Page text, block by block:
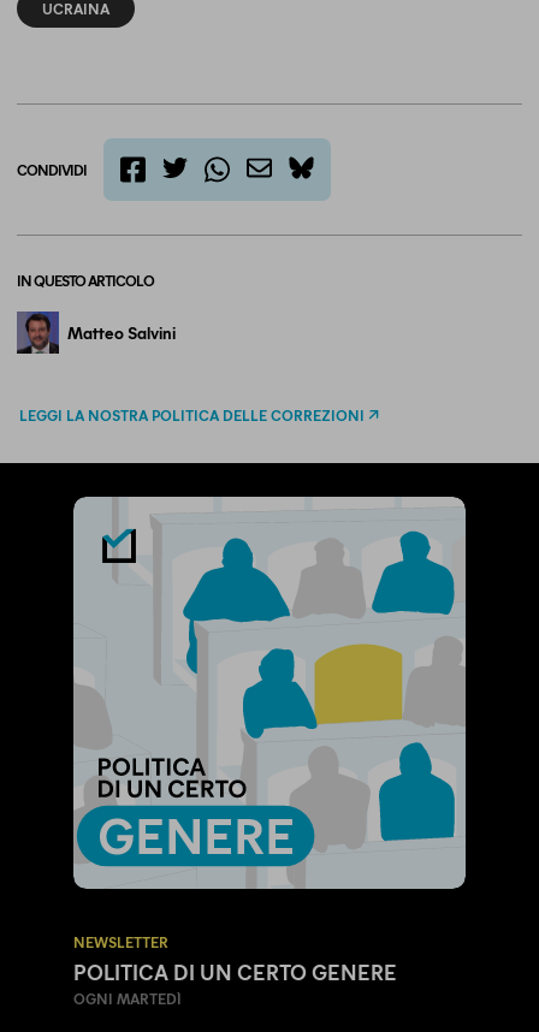
UCRAINA
CONDIVIDI
bluesky
IN QUESTO ARTICOLO
Matteo Salvini
LEGGI LA NOSTRA POLITICA DELLE CORREZIONI
NEWSLETTER
POLITICA DI UN CERTO GENERE
OGNI MARTEDÌ